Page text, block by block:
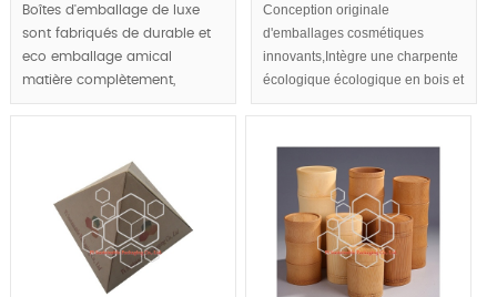
Boîtes d'emballage de luxe
sont fabriqués de durable et
eco emballage amical
matière complètement,
commode pour les produits
convivial, luxe et aspect
naturel plomb tendances
d'empaquetage de luxe.
MOQ:1000pcs.
Conception originale
d'emballages cosmétiques
innovants,Intègre une charpente
écologique écologique en bois et
vivante dans des boîtes en
cosmétique.